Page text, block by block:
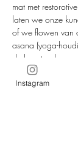
mat met
laten we onze
of we flowen van
asana (yoga-
de les, steeds
waar we even
volledig kunnen
Instagram